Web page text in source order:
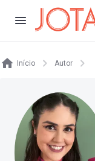
Início Autor